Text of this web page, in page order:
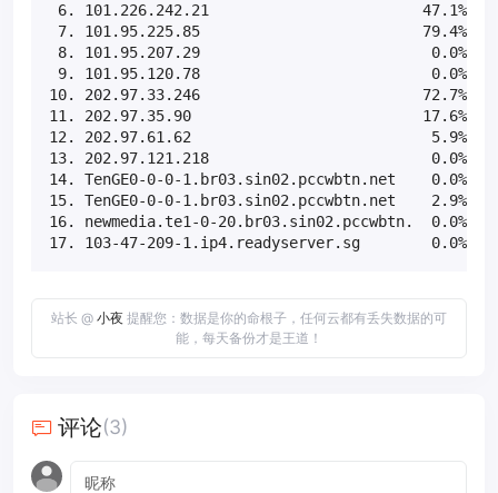
6. 101.226.242.21                        47.1%
7. 101.95.225.85                         79.4%
8. 101.95.207.29                          0.0%
9. 101.95.120.78                          0.0%
10. 202.97.33.246                         72.7%
11. 202.97.35.90                          17.6%
12. 202.97.61.62                           5.9%    34
13. 202.97.121.218                         0.0%
14. TenGE0-0-0-1.br03.sin02.pccwbtn.net    0.0%
15. TenGE0-0-0-1.br03.sin02.pccwbtn.net    2.9%
16. newmedia.te1-0-20.br03.sin02.pccwbtn.  0.0%
17. 103-47-209-1.ip4.readyserver.sg        0.0%
站长 @ 小夜 提醒您：数据是你的命根子，任何云都有丢失数据的可
能，每天备份才是王道！
评论(3)